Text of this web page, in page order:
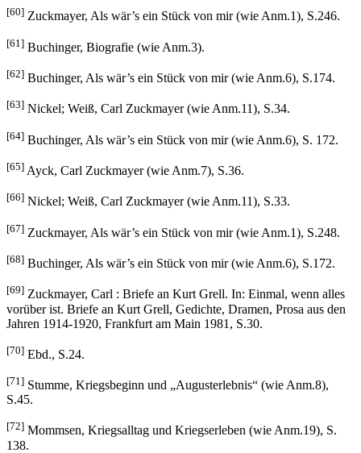
[60] Zuckmayer, Als wär’s ein Stück von mir (wie Anm.1), S.246.
[61] Buchinger, Biografie (wie Anm.3).
[62] Buchinger, Als wär’s ein Stück von mir (wie Anm.6), S.174.
[63] Nickel; Weiß, Carl Zuckmayer (wie Anm.11), S.34.
[64] Buchinger, Als wär’s ein Stück von mir (wie Anm.6), S. 172.
[65] Ayck, Carl Zuckmayer (wie Anm.7), S.36.
[66] Nickel; Weiß, Carl Zuckmayer (wie Anm.11), S.33.
[67] Zuckmayer, Als wär’s ein Stück von mir (wie Anm.1), S.248.
[68] Buchinger, Als wär’s ein Stück von mir (wie Anm.6), S.172.
[69] Zuckmayer, Carl : Briefe an Kurt Grell. In: Einmal, wenn alles
vorüber ist. Briefe an Kurt Grell, Gedichte, Dramen, Prosa aus den
Jahren 1914-1920, Frankfurt am Main 1981, S.30.
[70] Ebd., S.24.
[71] Stumme, Kriegsbeginn und „Augusterlebnis“ (wie Anm.8),
S.45.
[72] Mommsen, Kriegsalltag und Kriegserleben (wie Anm.19), S.
138.